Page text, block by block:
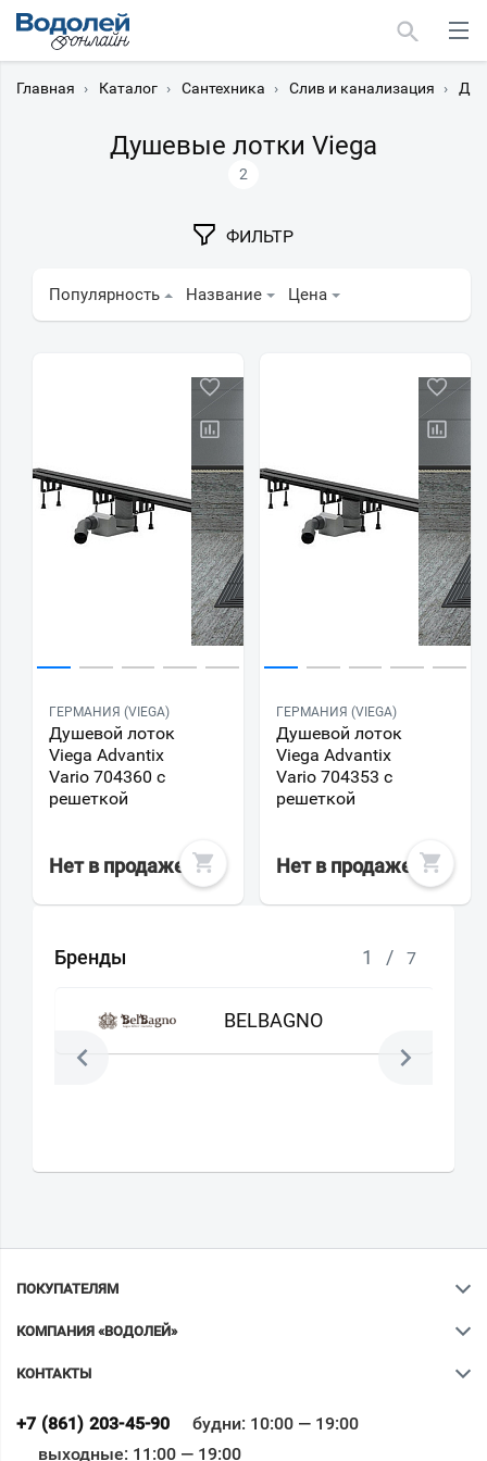
Главная › Каталог › Сантехника › Слив и канализация ›
Душевые лотки Viega
2
ФИЛЬТР
Популярность Название Цена
ГЕРМАНИЯ (VIEGA)
Душевой лоток
Viega Advantix
Vario 704360 с
решеткой
Нет в продаже
ГЕРМАНИЯ (VIEGA)
Душевой лоток
Viega Advantix
Vario 704353 с
решеткой
Нет в продаже
Бренды 1 / 7
BELBAGNO
ПОКУПАТЕЛЯМ
КОМПАНИЯ «ВОДОЛЕЙ»
КОНТАКТЫ
+7 (861) 203-45-90
будни: 10:00 — 19:00
выходные: 11:00 — 19:00